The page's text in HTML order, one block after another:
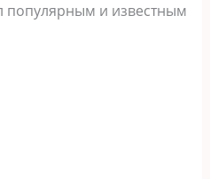
популярным и известным